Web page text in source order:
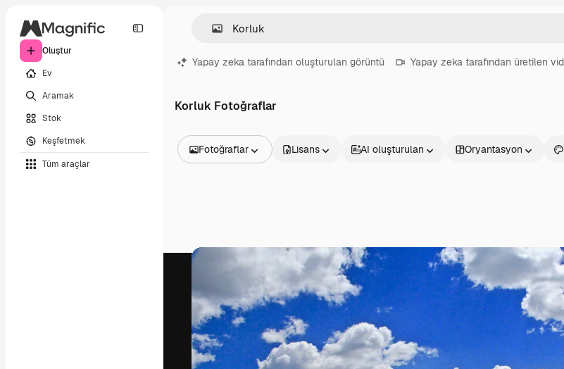
Oluştur
Ev
Aramak
Stok
Keşfetmek
Tüm araçlar
Yapay zeka tarafından oluşturulan görüntü Yapay zeka tarafından üretilen
Korluk Fotoğraflar
Fotoğraflar
Videolar
Video çekimleri
Hareketli grafikler
Video şablonları
Simgeler
3D Modeller
Yazı tipleri
Lisans AI oluşturulan Oryantasyon
En iyi işlerini yöneteceğin yaratıcı platform.
Kreatif ekipler, işletmeler, ajanslar ve
Ürünler
AI Asistanı